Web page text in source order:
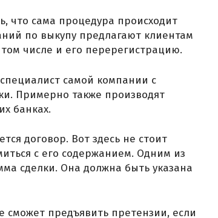
что сама процедура происходит
по выкупу предлагают клиентам
числе и его перерегистрацию.
самой компании с
Примерно также производят
банках.
договор. Вот здесь не стоит
с его содержанием. Одним из
сделки. Она должна быть указана
сможет предъявить претензии, если